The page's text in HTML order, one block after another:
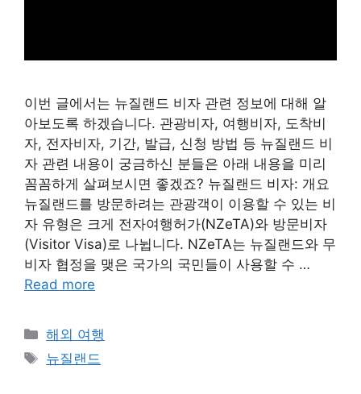
이번 글에서는 뉴질랜드 비자 관련 정보에 대해 알
아보도록 하겠습니다. 관광비자, 여행비자, 도착비
자, 전자비자, 기간, 발급, 신청 방법 등 뉴질랜드 비
자 관련 내용이 궁금하신 분들은 아래 내용을 미리
꼼꼼하게 살펴보시면 좋겠죠? 뉴질랜드 비자: 개요
뉴질랜드를 방문하려는 관광객이 이용할 수 있는 비
자 유형은 크게 전자여행허가(NZeTA)와 방문비자
(Visitor Visa)로 나뉩니다. NZeTA는 뉴질랜드와 무
비자 협정을 맺은 국가의 국민들이 사용할 수 …
Read more
Categories
해외 여행
Tags
뉴질랜드